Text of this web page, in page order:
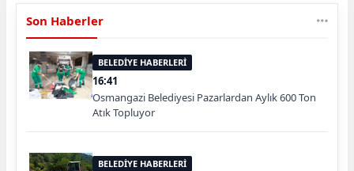
Son Haberler
BELEDİYE HABERLERİ
16:41
Osmangazi Belediyesi Pazarlardan Aylık 600 Ton
Atık Topluyor
BELEDİYE HABERLERİ